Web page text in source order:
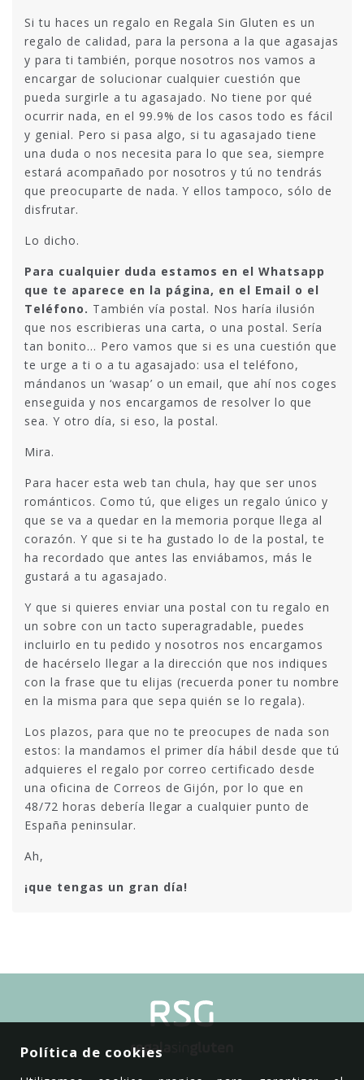
Si tu haces un regalo en Regala Sin Gluten es un
regalo de calidad, para la persona a la que agasajas
y para ti también, porque nosotros nos vamos a
encargar de solucionar cualquier cuestión que
pueda surgirle a tu agasajado. No tiene por qué
ocurrir nada, en el 99.9% de los casos todo es fácil
y genial. Pero si pasa algo, si tu agasajado tiene
una duda o nos necesita para lo que sea, siempre
estará acompañado por nosotros y tú no tendrás
que preocuparte de nada. Y ellos tampoco, sólo de
disfrutar.
Lo dicho.
Para cualquier duda estamos en el Whatsapp
que te aparece en la página, en el Email o el
Teléfono. También vía postal. Nos haría ilusión
que nos escribieras una carta, o una postal. Sería
tan bonito… Pero vamos que si es una cuestión que
te urge a ti o a tu agasajado: usa el teléfono,
mándanos un ‘wasap’ o un email, que ahí nos coges
enseguida y nos encargamos de resolver lo que
sea. Y otro día, si eso, la postal.
Mira.
Para hacer esta web tan chula, hay que ser unos
románticos. Como tú, que eliges un regalo único y
que se va a quedar en la memoria porque llega al
corazón. Y que si te ha gustado lo de la postal, te
ha recordado que antes las enviábamos, más le
gustará a tu agasajado.
Y que si quieres enviar una postal con tu regalo en
un sobre con un tacto superagradable, puedes
incluirlo en tu pedido y nosotros nos encargamos
de hacérselo llegar a la dirección que nos indiques
con la frase que tu elijas (recuerda poner tu nombre
en la misma para que sepa quién se lo regala).
Los plazos, para que no te preocupes de nada son
estos: la mandamos el primer día hábil desde que tú
adquieres el regalo por correo certificado desde
una oficina de Correos de Gijón, por lo que en
48/72 horas debería llegar a cualquier punto de
España peninsular.
Ah,
¡que tengas un gran día!
Política de cookies